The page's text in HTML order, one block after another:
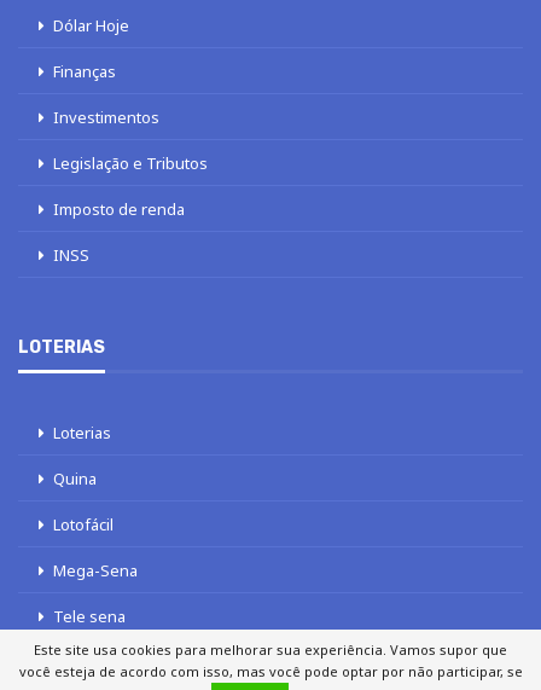
Dólar Hoje
Finanças
Investimentos
Legislação e Tributos
Imposto de renda
INSS
LOTERIAS
Loterias
Quina
Lotofácil
Mega-Sena
Tele sena
Este site usa cookies para melhorar sua experiência. Vamos supor que
você esteja de acordo com isso, mas você pode optar por não participar, se